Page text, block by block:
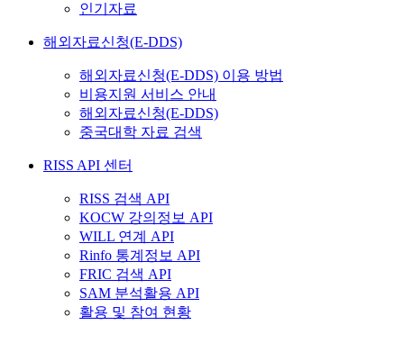
인기자료
해외자료신청(E-DDS)
해외자료신청(E-DDS) 이용 방법
비용지원 서비스 안내
해외자료신청(E-DDS)
중국대학 자료 검색
RISS API 센터
RISS 검색 API
KOCW 강의정보 API
WILL 연계 API
Rinfo 통계정보 API
FRIC 검색 API
SAM 분석활용 API
활용 및 참여 현황